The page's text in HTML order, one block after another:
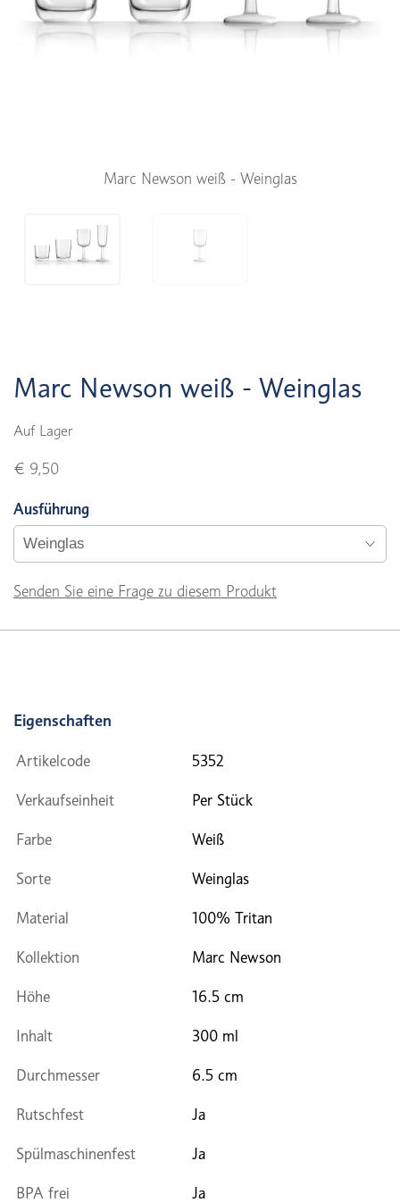
Marc Newson weiß - Weinglas
Marc Newson weiß - Weinglas
Auf Lager
€ 9,50
Ausführung
Senden Sie eine Frage zu diesem Produkt
Eigenschaften
Artikelcode 5352
Verkaufseinheit Per Stück
Farbe Weiß
Sorte Weinglas
Material 100% Tritan
Kollektion Marc Newson
Höhe 16.5 cm
Inhalt 300 ml
Durchmesser 6.5 cm
Rutschfest Ja
Spülmaschinenfest Ja
BPA frei Ja